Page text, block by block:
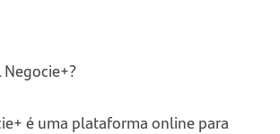
é uma plataforma online para